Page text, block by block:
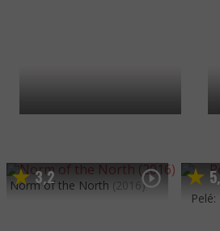
3,2
Norm of the North (2016) 5,